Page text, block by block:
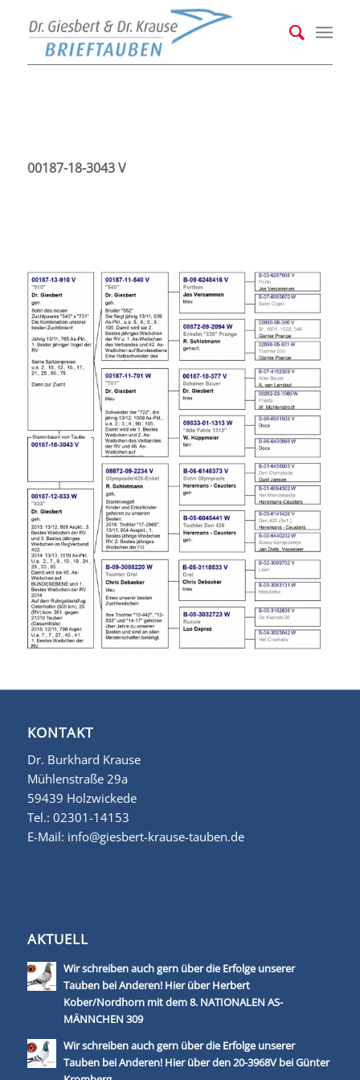
00187-18-3043 V
KONTAKT
Dr. Burkhard Krause
Mühlenstraße 29a
59439 Holzwickede
Tel.: 02301-14153
E-Mail: info@giesbert-krause-tauben.de
AKTUELL
Wir schreiben auch gern über die Erfolge unserer
Tauben bei Anderen! Hier über Herbert
Kober/Nordhorn mit dem 8. NATIONALEN AS-
MÄNNCHEN 309
Wir schreiben auch gern über die Erfolge unserer
Tauben bei Anderen! Hier über den 20-3968V bei Günter